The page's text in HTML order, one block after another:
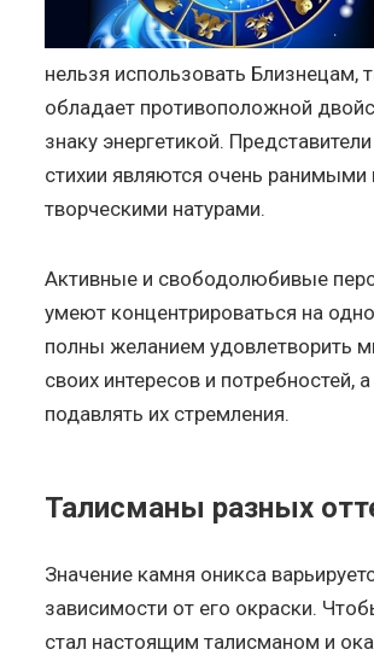
нельзя использовать Близнецам,
обладает противоположной
знаку энергетикой.
стихии являются очень ранимыми
творческими натурами.
Активные и свободолюбивые
умеют концентрироваться на
полны желанием удовлетворить
своих интересов и потребностей,
подавлять их стремления.
Талисманы разных
Значение камня оникса
зависимости от его окраски.
стал настоящим талисманом и